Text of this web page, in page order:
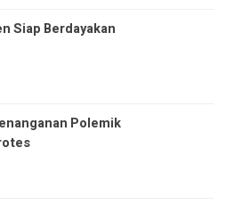
Siap Berdayakan
Polemik